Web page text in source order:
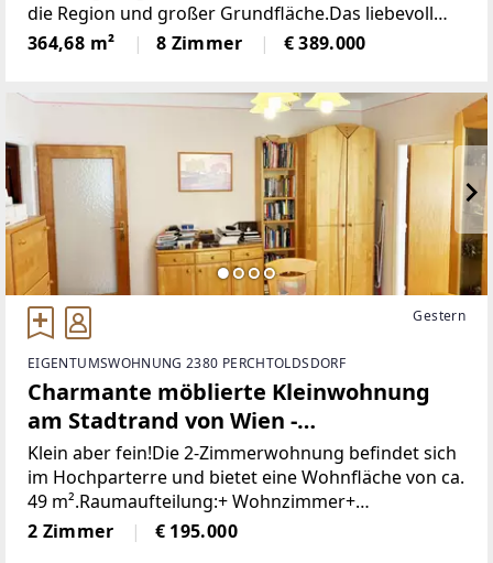
die Region und großer Grundfläche.Das liebevoll
gestaltete Einfamilienhaus (Baujahr 1989) bietet eine
Wohnfläche von ca. 365 m², aufgeteilt auf
364,68 m² 8 Zimmer € 389.000
Gestern
EIGENTUMSWOHNUNG 2380 PERCHTOLDSDORF
Charmante möblierte Kleinwohnung
am Stadtrand von Wien -
Perchtoldsdorf
Klein aber fein!Die 2-Zimmerwohnung befindet sich
im Hochparterre und bietet eine Wohnfläche von ca.
49 m².Raumaufteilung:+ Wohnzimmer+
Schlafzimmer+ Küche+ Bad mit Dusche und
Fenster+ Separate Toilette+ Abstellraum+
2 Zimmer € 195.000